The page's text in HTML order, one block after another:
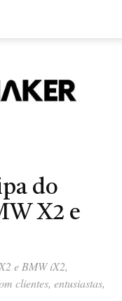
do
X2 e
e BMW iX2,
clientes, entusiastas,